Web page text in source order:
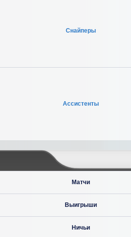
Снайперы
Ассистенты
Матчи
Выигрыши
Ничьи